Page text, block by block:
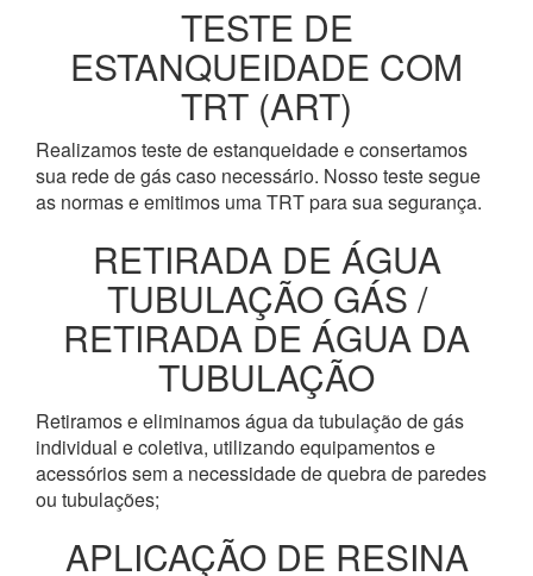
TESTE DE
ESTANQUEIDADE COM
TRT (ART)
Realizamos teste de estanqueidade e consertamos
sua rede de gás caso necessário. Nosso teste segue
as normas e emitimos uma TRT para sua segurança.
RETIRADA DE ÁGUA
TUBULAÇÃO GÁS /
RETIRADA DE ÁGUA DA
TUBULAÇÃO
Retiramos e eliminamos água da tubulação de gás
individual e coletiva, utilizando equipamentos e
acessórios sem a necessidade de quebra de paredes
ou tubulações;
APLICAÇÃO DE RESINA